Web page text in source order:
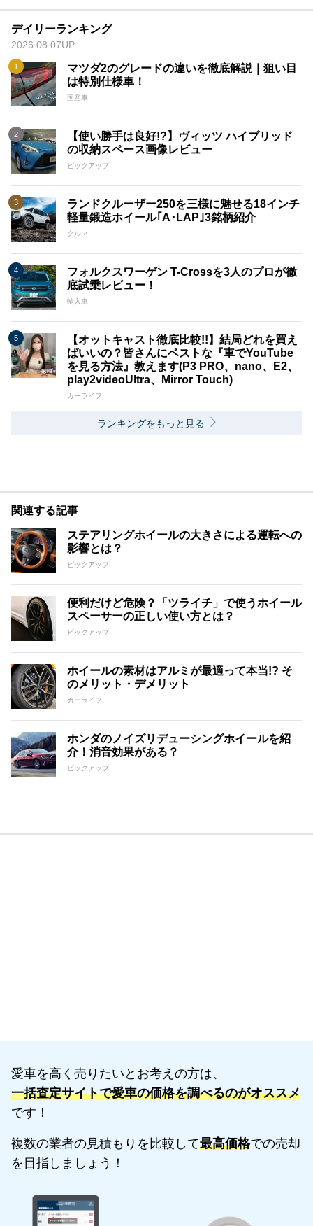
デイリーランキング
2026.08.07UP
マツダ2のグレードの違いを徹底解説｜狙い目
は特別仕様車！
国産車
【使い勝手は良好!?】ヴィッツ ハイブリッド
の収納スペース画像レビュー
ピックアップ
ランドクルーザー250を三様に魅せる18インチ
軽量鍛造ホイール｢A･LAP｣3銘柄紹介
クルマ
フォルクスワーゲン T-Crossを3人のプロが徹
底試乗レビュー！
輸入車
【オットキャスト徹底比較!!】結局どれを買え
ばいいの？皆さんにベストな『車でYouTube
を見る方法』教えます(P3 PRO、nano、E2、
play2videoUltra、Mirror Touch)
カーライフ
ランキングをもっと見る
関連する記事
ステアリングホイールの大きさによる運転への
影響とは？
ピックアップ
便利だけど危険？「ツライチ」で使うホイール
スペーサーの正しい使い方とは？
ピックアップ
ホイールの素材はアルミが最適って本当!? そ
のメリット・デメリット
カーライフ
ホンダのノイズリデューシングホイールを紹
介！消音効果がある？
ピックアップ
愛車を高く売りたいとお考えの方は、
一括査定サイトで愛車の価格を調べるのがオススメ
です！
複数の業者の見積もりを比較して最高価格での売却
を目指しましょう！